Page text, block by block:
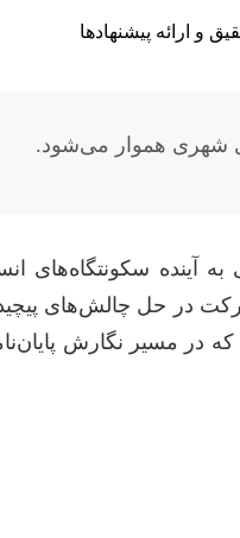
و ارائه پیشنهادها
شهری هموار می‌شود.
سکونتگاه‌های
در حل چالش‌های
که در مسیر نگارش